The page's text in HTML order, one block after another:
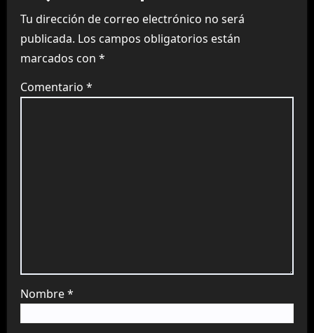
Tu dirección de correo electrónico no será
publicada. Los campos obligatorios están
marcados con *
Comentario *
Nombre*